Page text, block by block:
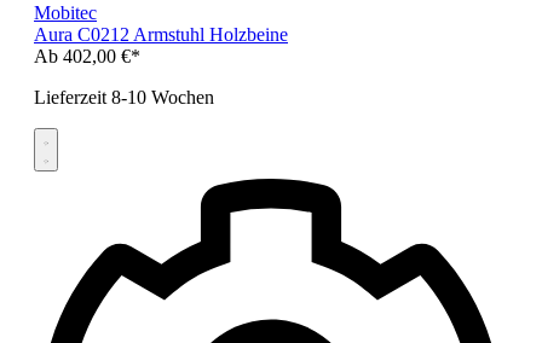
Mobitec
Aura C0212 Armstuhl Holzbeine
Ab 402,00 €*
Lieferzeit 8-10 Wochen